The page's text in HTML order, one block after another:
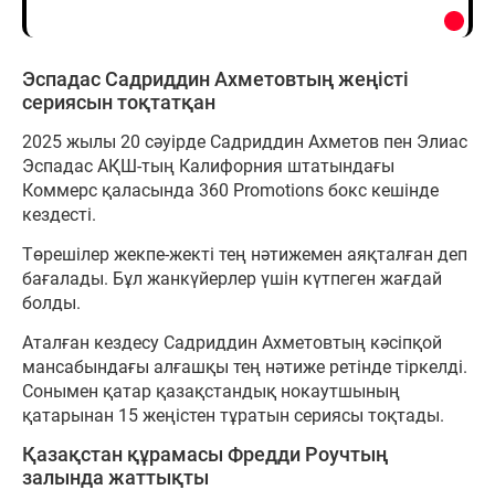
Эспадас Садриддин Ахметовтың жеңісті
сериясын тоқтатқан
2025 жылы 20 сәуірде Садриддин Ахметов пен Элиас
Эспадас АҚШ-тың Калифорния штатындағы
Коммерс қаласында 360 Promotions бокс кешінде
кездесті.
Төрешілер жекпе-жекті тең нәтижемен аяқталған деп
бағалады. Бұл жанкүйерлер үшін күтпеген жағдай
болды.
Аталған кездесу Садриддин Ахметовтың кәсіпқой
мансабындағы алғашқы тең нәтиже ретінде тіркелді.
Сонымен қатар қазақстандық нокаутшының
қатарынан 15 жеңістен тұратын сериясы тоқтады.
Қазақстан құрамасы Фредди Роучтың
залында жаттықты